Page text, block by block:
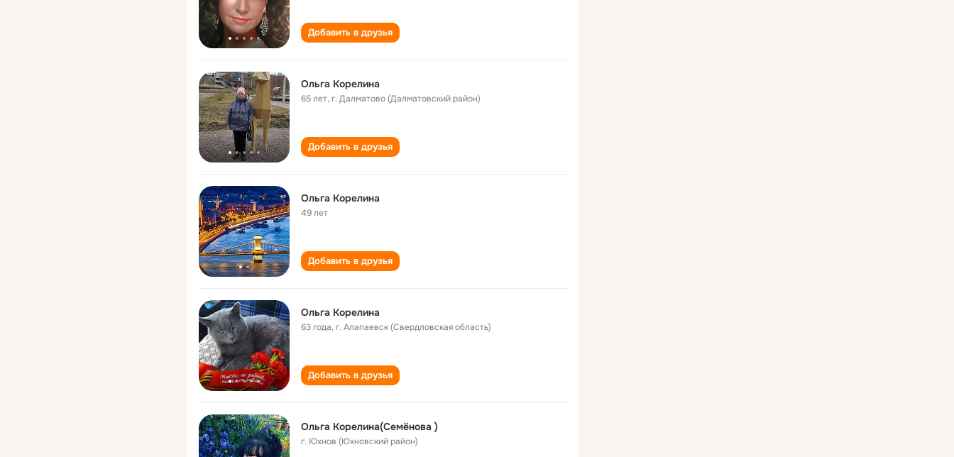
Добавить в друзья
Ольга Корелина
65 лет,г. Далматово (Далматовский район)
Добавить в друзья
Ольга Корелина
49 лет
Добавить в друзья
Ольга Корелина
63 года,г. Алапаевск (Свердловская область)
Добавить в друзья
Ольга Корелина(Семёнова )
г. Юхнов (Юхновский район)